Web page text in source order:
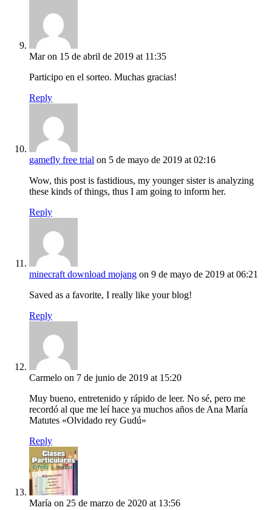
Mar on 15 de abril de 2019 at 11:35
Participo en el sorteo. Muchas gracias!
Reply
gamefly free trial on 5 de mayo de 2019 at 02:16
Wow, this post is fastidious, my younger sister is analyzing
these kinds of things, thus I am going to inform her.
Reply
minecraft download mojang on 9 de mayo de 2019 at 06:21
Saved as a favorite, I really like your blog!
Reply
Carmelo on 7 de junio de 2019 at 15:20
Muy bueno, entretenido y rápido de leer. No sé, pero me
recordó al que me leí hace ya muchos años de Ana María
Matutes «Olvidado rey Gudú»
Reply
María on 25 de marzo de 2020 at 13:56